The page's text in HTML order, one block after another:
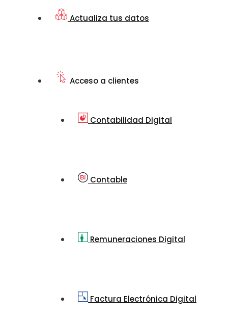
Actualiza tus datos
Acceso a clientes
Contabilidad Digital
Contable
Remuneraciones Digital
Factura Electrónica Digital